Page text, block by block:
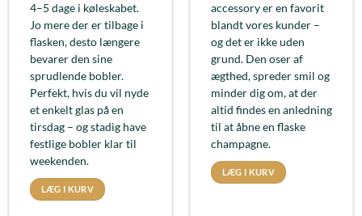
4–5 dage i køleskabet.
Jo mere der er tilbage i
flasken, desto længere
bevarer den sine
sprudlende bobler.
Perfekt, hvis du vil nyde
et enkelt glas på en
tirsdag – og stadig have
festlige bobler klar til
weekenden.
LÆG I KURV
accessory er en favorit
blandt vores kunder –
og det er ikke uden
grund. Den oser af
ægthed, spreder smil og
minder dig om, at der
altid findes en anledning
til at åbne en flaske
champagne.
LÆG I KURV